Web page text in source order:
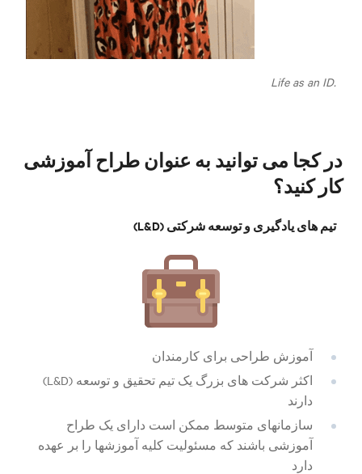
Life as an ID.
در کجا می توانید به عنوان طراح آموزشی
کار کنید؟
تیم های یادگیری و توسعه شرکتی (L&D)
آموزش طراحی برای کارمندان
اکثر شرکت های بزرگ یک تیم تحقیق و توسعه (L&D)
دارند
سازمانهای متوسط ممکن است دارای یک طراح
آموزشی باشند که مسئولیت کلیه آموزشها را بر عهده
دارد